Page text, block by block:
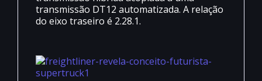
transmissão DT12 automatizada. A relação
do eixo traseiro é 2.28.1.